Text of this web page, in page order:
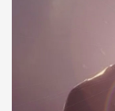
кто же лучше
мужчин есть
помогают
ОПУБЛИКОВАНО
МЕТКИ: